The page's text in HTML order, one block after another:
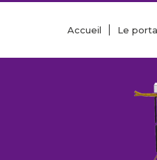
Accueil Le